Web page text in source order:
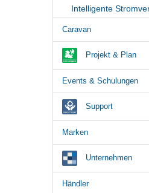
Intelligente
Caravan
Projekt & Plan
Events & Schulungen
Support
Marken
Unternehmen
Händler